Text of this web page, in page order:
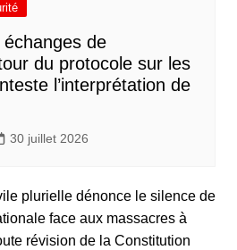
de
du protocole sur les
l’interprétation de
30 juillet 2026